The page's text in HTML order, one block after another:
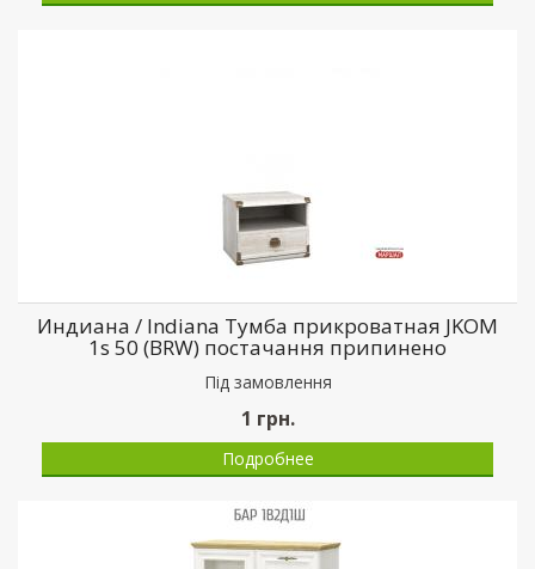
Индиана / Indiana Тумба прикроватная JKOM
1s 50 (BRW) постачання припинено
Пiд замовлення
1 грн.
Подробнее